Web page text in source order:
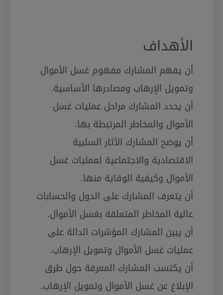
الأهداف
أن يفهم المشارك مفهوم غسل الأموال
وتمويل الإرهاب ومصادرها الأساسية.
أن يحدد المشارك مراحل عمليات غسل
الأموال والمخاطر المرتبطة بها.
أن يوضح المشارك الآثار السلبية
الاقتصادية والاجتماعية لعمليات غسل
الأموال وكيفية الوقاية منها.
أن يتعرف المشارك على الدول والحسابات
عالية المخاطر المتعلقة بغسل الأموال.
أن يبين المشارك المؤشرات الدالة على
عمليات غسل الأموال وتمويل الإرهاب.
أن يكتسب المشارك المعرفة حول طرق
الإبلاغ عن غسل الأموال وتمويل الإرهاب.